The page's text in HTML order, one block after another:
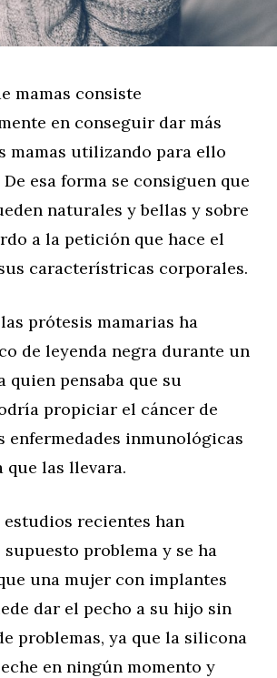
mamas consiste
en conseguir dar más
mamas utilizando para ello
esa forma se consiguen que
naturales y bellas y sobre
a la petición que hace el
característricas corporales.
prótesis mamarias ha
de leyenda negra durante un
quien pensaba que su
propiciar el cáncer de
enfermedades inmunológicas
que las llevara.
estudios recientes han
problema y se ha
una mujer con implantes
dar el pecho a su hijo sin
problemas, ya que la silicona
en ningún momento y